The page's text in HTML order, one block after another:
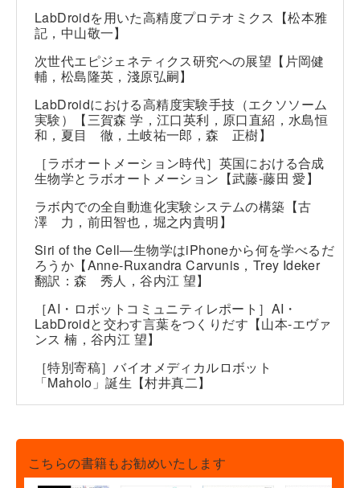
LabDroidを用いた高精度プロテオミクス【松本雅
記，中山敬一】
次世代エピジェネティクス研究への展望【片岡健
輔，松島隆英，淺原弘嗣】
LabDroidにおける高精度実験手技（エクソソーム
実験）【三賀森 学，江口英利，原口直紹，水島恒
和，夏目 徹，土岐祐一郎，森 正樹】
［ラボオートメーション時代］英国における合成
生物学とラボオートメーション【武藤-藤田 愛】
ラボ内での全自動進化実験システムの構築【古
澤 力，前田智也，堀之内貴明】
Siri of the Cell―生物学はiPhoneから何を学べるだ
ろうか【Anne-Ruxandra Carvunis，Trey Ideker
翻訳：森 秀人，谷内江 望】
［AI・ロボットコミュニティレポート］AI・
LabDroidと交わす言葉をつくりだす【山本-エヴァ
ンス 楠，谷内江 望】
［特別寄稿］バイオメディカルロボット
「Maholo」誕生【村井真二】
こちらの書籍もお勧めいたします